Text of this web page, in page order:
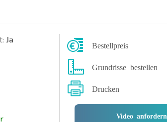
Ja
Bestellpreis
Grundrisse bestellen
Drucken
Video anfordern